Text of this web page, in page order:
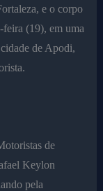
e o corpo
feira (19), em uma
de Apodi,
de
Keylon
pela